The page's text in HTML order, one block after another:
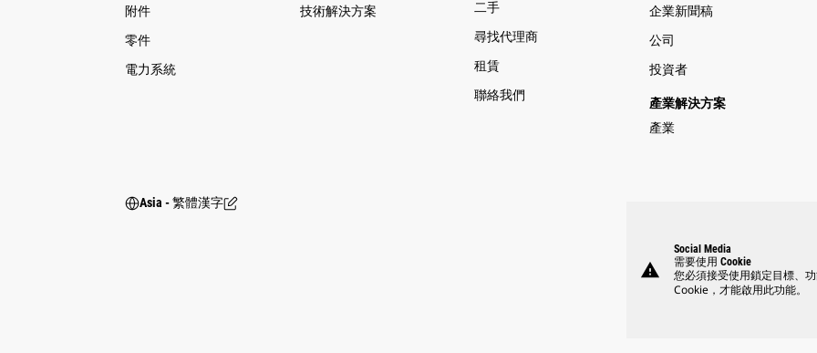
附件
零件
電力系統
技術解決方案
二手
尋找代理商
租賃
聯絡我們
企業新聞稿
公司
投資者
產業解決方案
產業
Asia - 繁體漢字
warning
Social Media
需要使用 Cookie
您必須接受使用鎖定目標、
Cookie，才能啟用此功能。